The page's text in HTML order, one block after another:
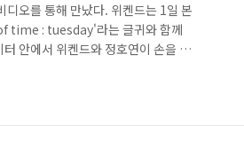
오를 통해 만났다. 위켄드는 1일 본
time : tuesday'라는 글귀와 함께
안에서 위켄드와 정호연이 손을 맞
곡으로, 지난 1월 발매 이후 국내